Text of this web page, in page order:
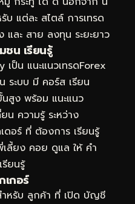
แต่ละ สไตล์ การเทรด
และ สาย ลงทุน ระยะยาว
น เรียนรู้
ป็น แนะแนวเทรดForex
ระบบ มี คอร์ส เรียน
สูง พร้อม แนะแนว
น ความรู้ ระหว่าง
ดอร์ ที่ ต้องการ เรียนรู้
ลี้ยง คอย ดูแล ให้ คำ
ยนรู้
เกอร์
ำหรับ ลูกค้า ที่ เปิด บัญชี